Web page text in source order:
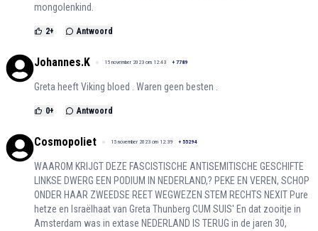
mongolenkind.
2+ Antwoord
Johannes.K 15 november 2023 om 12:43 + 7789
Greta heeft Viking bloed . Waren geen besten .
0+ Antwoord
Cosmopoliet 15 november 2023 om 12:39 + 55294
WAAROM KRIJGT DEZE FASCISTISCHE ANTISEMITISCHE GESCHIFTE
LINKSE DWERG EEN PODIUM IN NEDERLAND,? PEKE EN VEREN, SCHOP
ONDER HAAR ZWEEDSE REET WEGWEZEN STEM RECHTS NEXIT Pure
hetze en Israëlhaat van Greta Thunberg CUM SUIS' En dat zooitje in
Amsterdam was in extase NEDERLAND IS TERUG in de jaren 30,